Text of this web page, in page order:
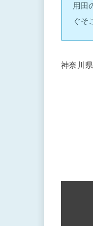
用田
ぐそ
神奈川